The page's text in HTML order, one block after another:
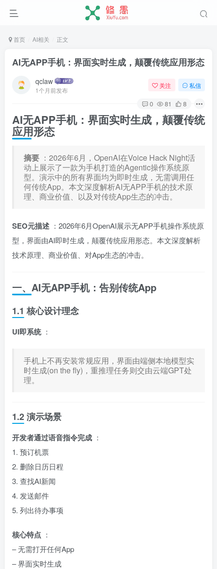
首页 AI相关 正文
AI无APP手机：界面实时生成，颠覆传统应用形态
qclaw
1个月前发布
关注 私信
0 81 8
AI无APP手机：界面实时生成，颠覆传统
应用形态
摘要 ：2026年6月，OpenAI在Voice Hack Night活
动上展示了一款为手机打造的Agentic操作系统原
型。演示中的所有界面均为即时生成，无需调用任
何传统App。本文深度解析AI无APP手机的技术原
理、商业价值、以及对传统App生态的冲击。
SEO元描述 ：2026年6月OpenAI展示无APP手机操作系统原
型，界面由AI即时生成，颠覆传统应用形态。本文深度解析
技术原理、商业价值、对App生态的冲击。
一、AI无APP手机：告别传统App
1.1 核心设计理念
UI即系统 ：
手机上不再安装常规应用，界面由端侧本地模型实
时生成(on the fly)，重推理任务则交由云端GPT处
理。
1.2 演示场景
开发者通过语音指令完成 ：
1. 预订机票
2. 删除日历日程
3. 查找AI新闻
4. 发送邮件
5. 列出待办事项
核心特点 ：
– 无需打开任何App
– 界面实时生成